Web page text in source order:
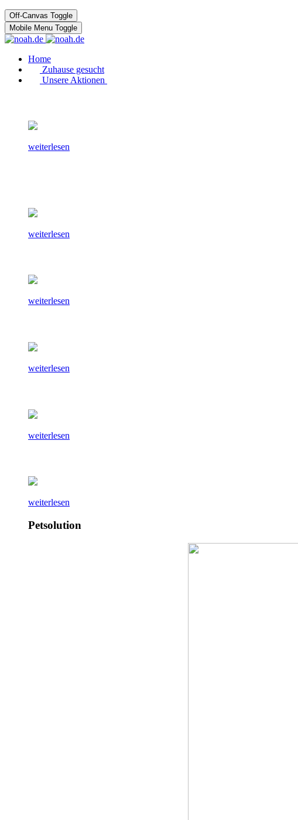
Off-Canvas Toggle
Mobile Menu Toggle
Home
Zuhause gesucht
Unsere Aktionen
weiterlesen
weiterlesen
weiterlesen
weiterlesen
weiterlesen
weiterlesen
Petsolution